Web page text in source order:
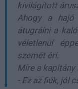
kivilágított
Ahogy a hajó
átugrálni a
véletlenül
szemét éri.
Mire a
- Ez az fiúk, jól